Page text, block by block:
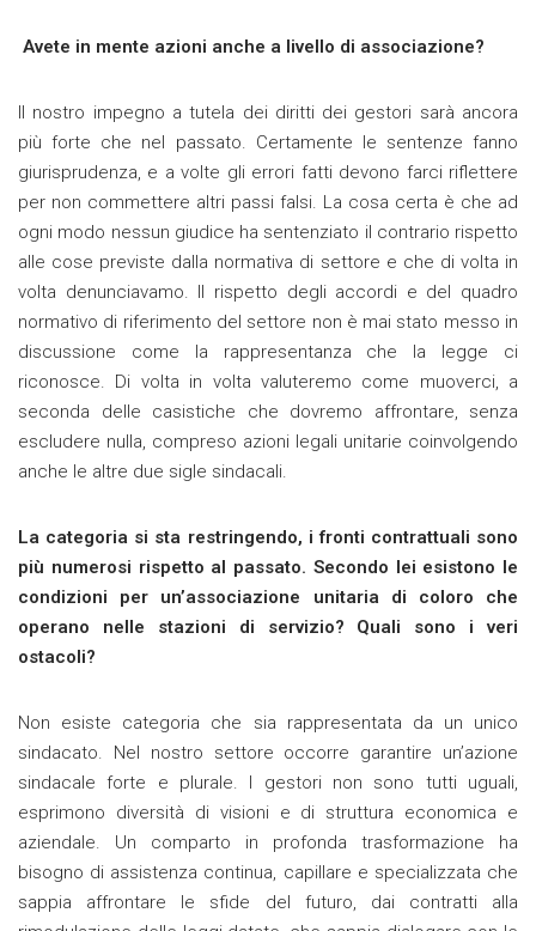
Avete in mente azioni anche a livello di associazione?
Il nostro impegno a tutela dei diritti dei gestori sarà ancora
più forte che nel passato. Certamente le sentenze fanno
giurisprudenza, e a volte gli errori fatti devono farci riflettere
per non commettere altri passi falsi. La cosa certa è che ad
ogni modo nessun giudice ha sentenziato il contrario rispetto
alle cose previste dalla normativa di settore e che di volta in
volta denunciavamo. Il rispetto degli accordi e del quadro
normativo di riferimento del settore non è mai stato messo in
discussione come la rappresentanza che la legge ci
riconosce. Di volta in volta valuteremo come muoverci, a
seconda delle casistiche che dovremo affrontare, senza
escludere nulla, compreso azioni legali unitarie coinvolgendo
anche le altre due sigle sindacali.
La categoria si sta restringendo, i fronti contrattuali sono
più numerosi rispetto al passato. Secondo lei esistono le
condizioni per un’associazione unitaria di coloro che
operano nelle stazioni di servizio? Quali sono i veri
ostacoli?
Non esiste categoria che sia rappresentata da un unico
sindacato. Nel nostro settore occorre garantire un’azione
sindacale forte e plurale. I gestori non sono tutti uguali,
esprimono diversità di visioni e di struttura economica e
aziendale. Un comparto in profonda trasformazione ha
bisogno di assistenza continua, capillare e specializzata che
sappia affrontare le sfide del futuro, dai contratti alla